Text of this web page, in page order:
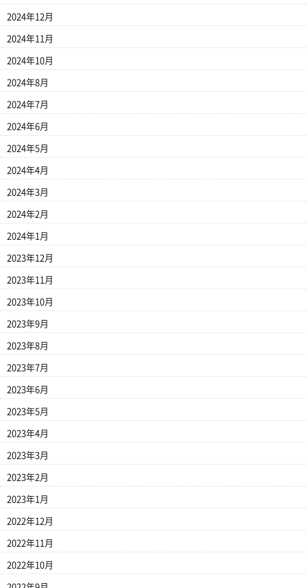
2024年12月
2024年11月
2024年10月
2024年8月
2024年7月
2024年6月
2024年5月
2024年4月
2024年3月
2024年2月
2024年1月
2023年12月
2023年11月
2023年10月
2023年9月
2023年8月
2023年7月
2023年6月
2023年5月
2023年4月
2023年3月
2023年2月
2023年1月
2022年12月
2022年11月
2022年10月